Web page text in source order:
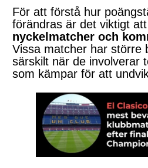
För att förstå hur
förändras är det viktigt
nyckelmatcher och
Vissa matcher har större
särskilt när de involverar
som kämpar för att